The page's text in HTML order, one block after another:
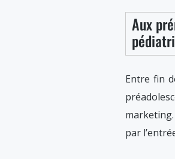
Aux
Entre fin
par